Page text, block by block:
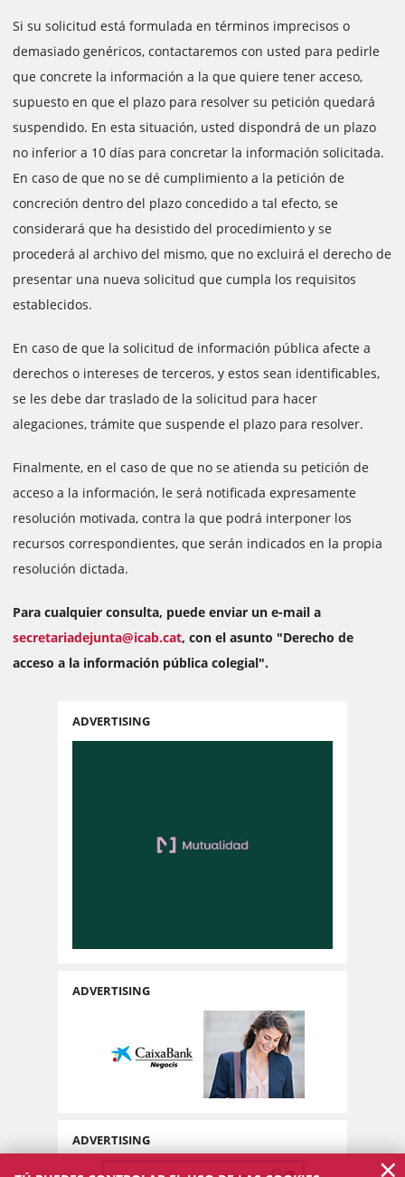
Si su solicitud está formulada en términos imprecisos o
demasiado genéricos, contactaremos con usted para pedirle
que concrete la información a la que quiere tener acceso,
supuesto en que el plazo para resolver su petición quedará
suspendido. En esta situación, usted dispondrá de un plazo
no inferior a 10 días para concretar la información solicitada.
En caso de que no se dé cumplimiento a la petición de
concreción dentro del plazo concedido a tal efecto, se
considerará que ha desistido del procedimiento y se
procederá al archivo del mismo, que no excluirá el derecho de
presentar una nueva solicitud que cumpla los requisitos
establecidos.
En caso de que la solicitud de información pública afecte a
derechos o intereses de terceros, y estos sean identificables,
se les debe dar traslado de la solicitud para hacer
alegaciones, trámite que suspende el plazo para resolver.
Finalmente, en el caso de que no se atienda su petición de
acceso a la información, le será notificada expresamente
resolución motivada, contra la que podrá interponer los
recursos correspondientes, que serán indicados en la propia
resolución dictada.
Para cualquier consulta, puede enviar un e-mail a
secretariadejunta@icab.cat, con el asunto "Derecho de
acceso a la información pública colegial".
ADVERTISING
ADVERTISING
ADVERTISING